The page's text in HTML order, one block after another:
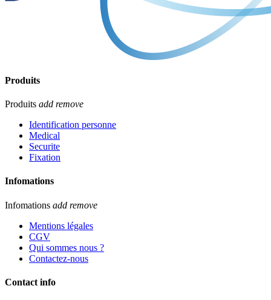
Produits
Produits add remove
Identification personne
Medical
Securite
Fixation
Infomations
Infomations add remove
Mentions légales
CGV
Qui sommes nous ?
Contactez-nous
Contact info